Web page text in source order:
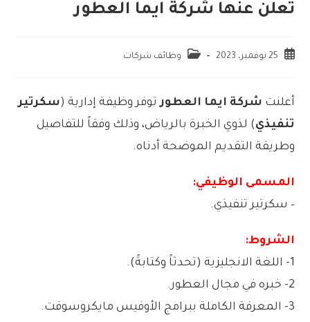
تعلن عنها شركة ايما العطور
25 نوفمبر، 2023 وظائف شركات
أعلنت شركة ايما العطورتوفر وظيفة إدارية (سكرتير
تنفيذي) لذوي الخبرة بالرياض، وذلك وفقاً للتفاصيل
وطريقة التقديم الموضحة أدناه.
المسمى الوظيفي:
– سكرتير تنفيذي.
الشروط:
1- اللغة الانجليزية (تحدثاً وكتابةً).
2- خبره في مجال العطور.
3- المعرفة الكاملة ببرامج الأوفيس مايكروسوفت.